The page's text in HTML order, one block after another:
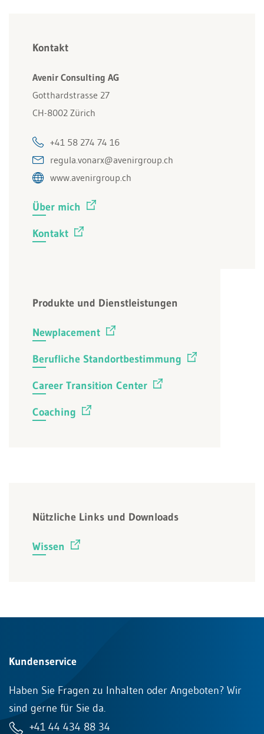
Kontakt
Avenir Consulting AG
Gotthardstrasse 27
CH-8002 Zürich
+41 58 274 74 16
regula.vonarx@avenirgroup.ch
www.avenirgroup.ch
Über mich
Kontakt
Produkte und Dienstleistungen
Newplacement
Berufliche Standortbestimmung
Career Transition Center
Coaching
Nützliche Links und Downloads
Wissen
Kundenservice
Haben Sie Fragen zu Inhalten oder Angeboten? Wir
sind gerne für Sie da.
+41 44 434 88 34